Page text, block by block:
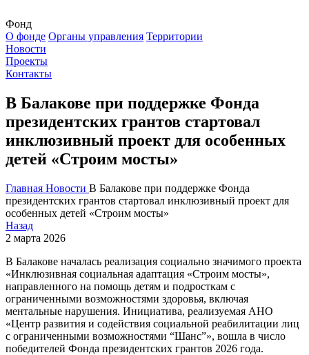
Фонд
О фонде Органы управления Территории
Новости
Проекты
Контакты
В Балакове при поддержке Фонда
президентских грантов стартовал
инклюзивный проект для особенных
детей «Строим мосты»
Главная Новости В Балакове при поддержке Фонда
президентских грантов стартовал инклюзивный проект для
особенных детей «Строим мосты»
Назад
2 марта 2026
В Балакове началась реализация социально значимого проекта
«Инклюзивная социальная адаптация «Строим мосты»,
направленного на помощь детям и подросткам с
ограниченными возможностями здоровья, включая
ментальные нарушения. Инициатива, реализуемая АНО
«Центр развития и содействия социальной реабилитации лиц
с ограниченными возможностями “Шанс”», вошла в число
победителей Фонда президентских грантов 2026 года.